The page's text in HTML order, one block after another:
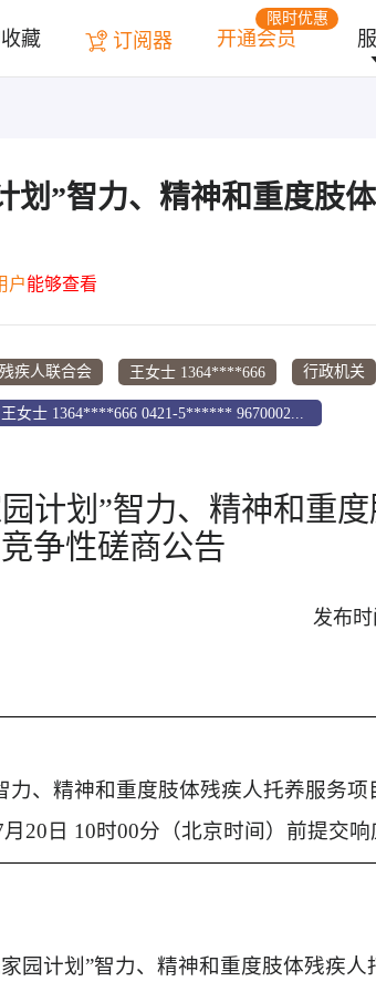
藏 订阅器 开通会员
限时优惠
划”智力、精神和重度肢
户能够查看
疾人联合会 王女士 1364****666 行政机关
王女士 1364****666 0421-5****** 967000201000 0396039
计划”智力、精神和重
争性磋商公告
发布
力、精神和重度肢体残疾人托养服务
20日 10时00分（北京时间）前提交响
园计划”智力、精神和重度肢体残疾人